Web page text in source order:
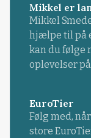
Mikkel er
Mikkel
hjælpe til på
kan du følge
oplevelser
EuroTier
Følg med,
store